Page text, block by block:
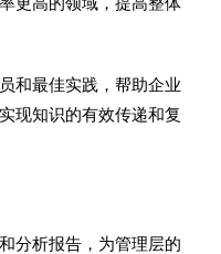
和最佳实践，帮助企业
现知识的有效传递和复
分析报告，为管理层的